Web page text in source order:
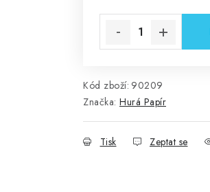
Kód zboží: 90209
Značka: Hurá Papír
Tisk Zeptat se